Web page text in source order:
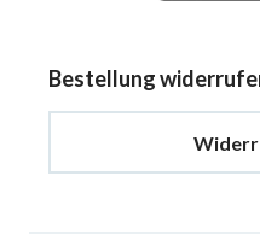
Bestellung